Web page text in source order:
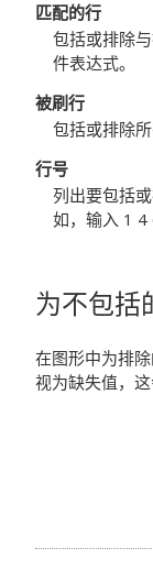
匹配的行
包括或排除
件表达式。
被刷行
包括或排除所
行号
列出要包括
如，输入 1 4
为不包括
在图形中为排
视为缺失值，